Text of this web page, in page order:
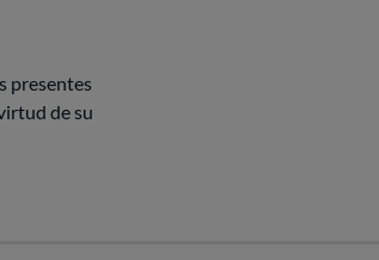
presentes
de su